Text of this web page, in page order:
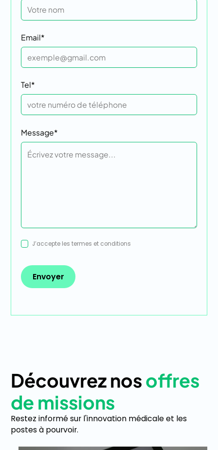
Email*
Tel*
Message*
J’accepte lestermes et conditions
Découvrez nosoffres
de missions
Restez informé sur l'innovation médicale et les
postes à pourvoir.